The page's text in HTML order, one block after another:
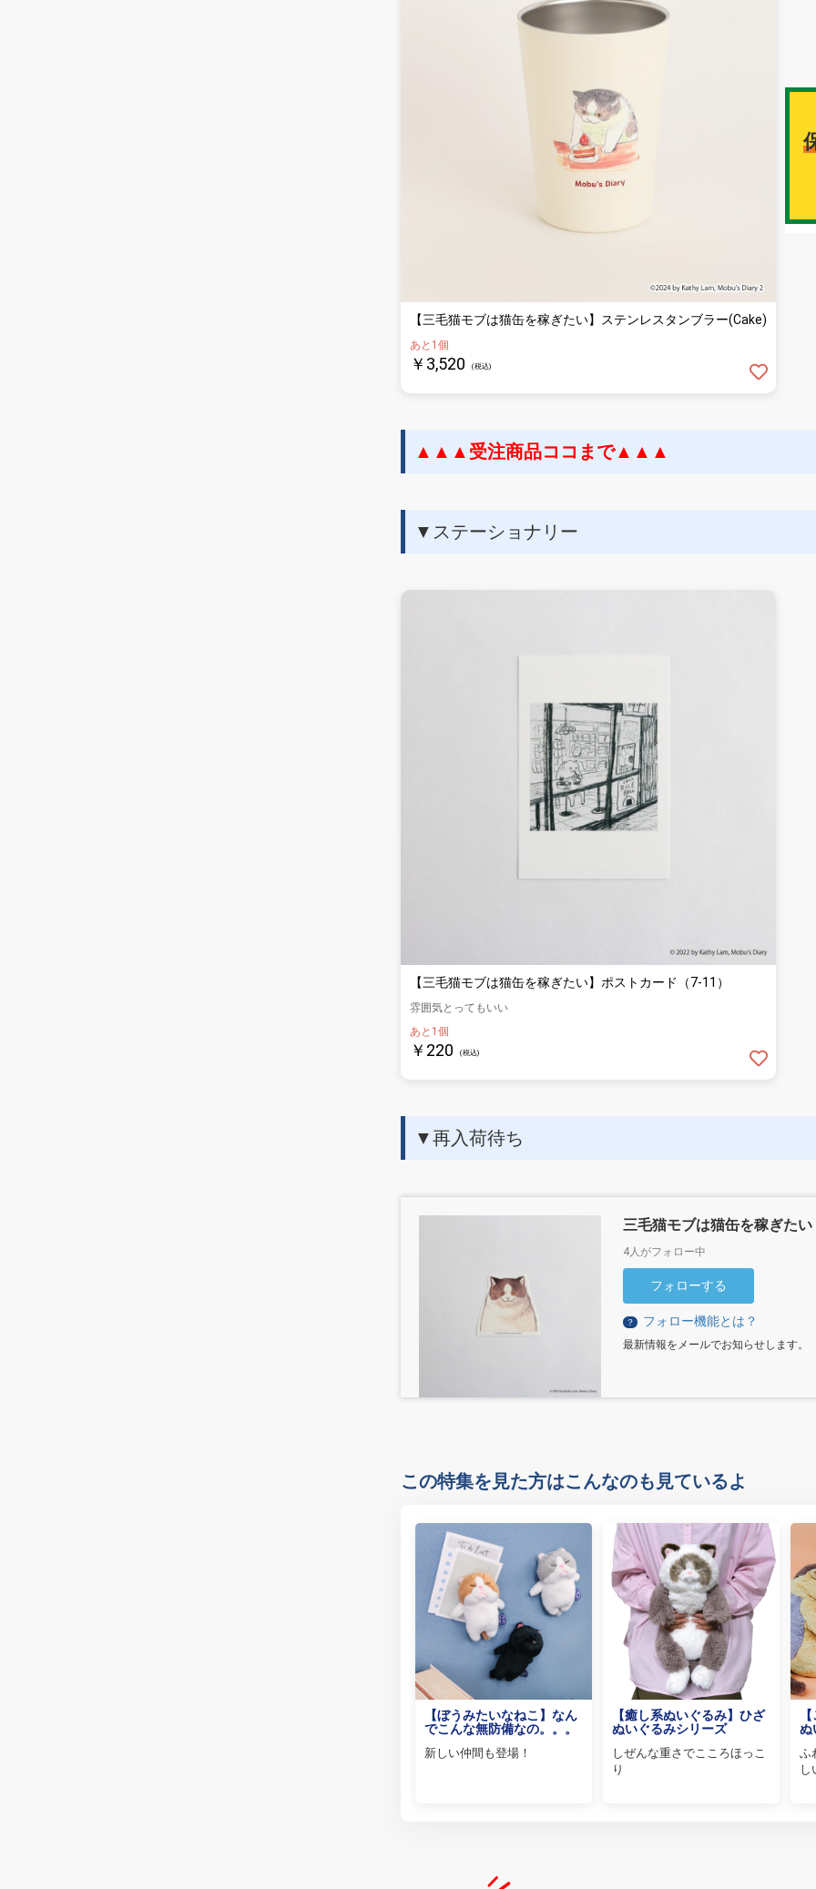
【三毛猫モブは猫缶を稼ぎたい】ステンレスタンブラー(Cake)
あと1個
￥3,520 (税込)
▲▲▲受注商品ココまで▲▲▲
▼ステーショナリー
【三毛猫モブは猫缶を稼ぎたい】ポストカード（7-11）
雰囲気とってもいい
あと1個
￥220 (税込)
▼再入荷待ち
三毛猫モブは猫缶を稼ぎたい
4人がフォロー中
フォローする
？ フォロー機能とは？
最新情報をメールでお知らせします。
この特集を見た方はこんなのも見ているよ
【ぼうみたいなねこ】なん
でこんな無防備なの。。。
新しい仲間も登場！
【癒し系ぬいぐるみ】ひざ
ぬいぐるみシリーズ
しぜんな重さでこころほっこ
り
ぬ
ふ
し